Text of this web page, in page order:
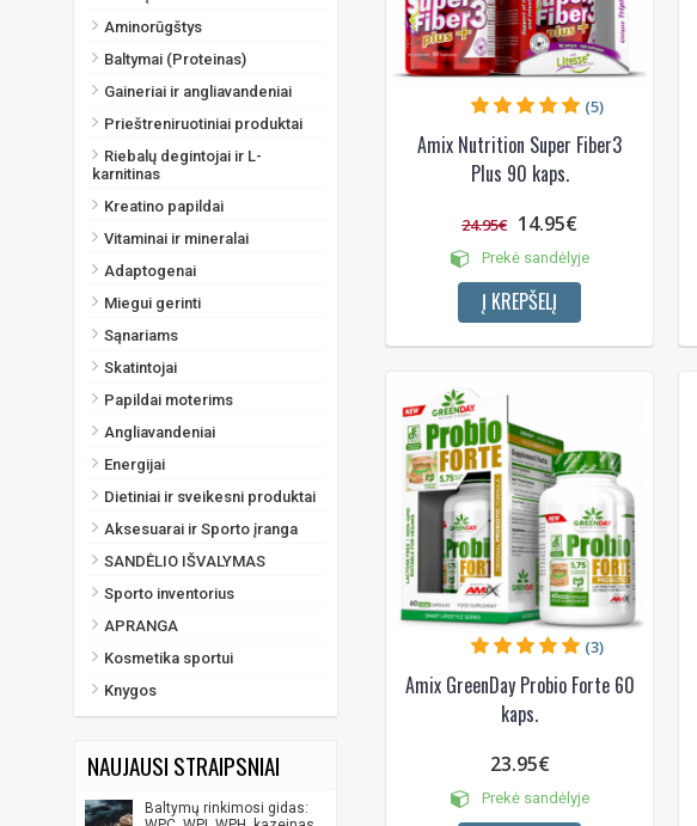
Aminorūgštys
Baltymai (Proteinas)
Gaineriai ir angliavandeniai
Prieštreniruotiniai produktai
Riebalų degintojai ir L-
karnitinas
Kreatino papildai
Vitaminai ir mineralai
Adaptogenai
Miegui gerinti
Sąnariams
Skatintojai
Papildai moterims
Angliavandeniai
Energijai
Dietiniai ir sveikesni produktai
Aksesuarai ir Sporto įranga
SANDĖLIO IŠVALYMAS
Sporto inventorius
APRANGA
Kosmetika sportui
Knygos
NAUJAUSI STRAIPSNIAI
Baltymų rinkimosi gidas:
Amix Nutrition Super Fiber3
Plus 90 kaps.
(5)
24.95€ 14.95€
Prekė sandėlyje
Į KREPŠELĮ
Amix GreenDay Probio Forte 60
kaps.
(3)
23.95€
Prekė sandėlyje